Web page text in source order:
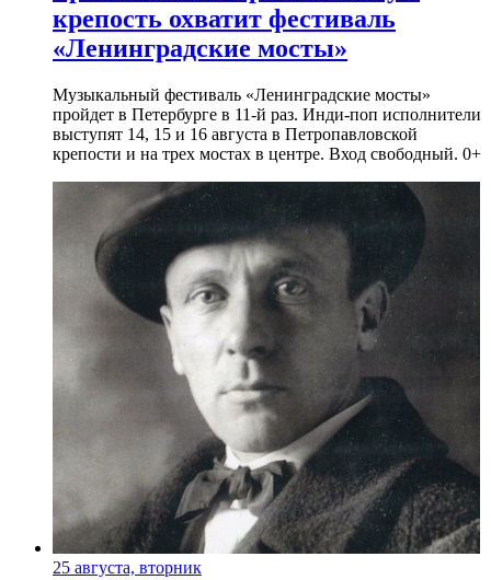
крепость охватит фестиваль
«Ленинградские мосты»
Музыкальный фестиваль «Ленинградские мосты»
пройдет в Петербурге в 11-й раз. Инди-поп исполнители
выступят 14, 15 и 16 августа в Петропавловской
крепости и на трех мостах в центре. Вход свободный. 0+
25 августа, вторник